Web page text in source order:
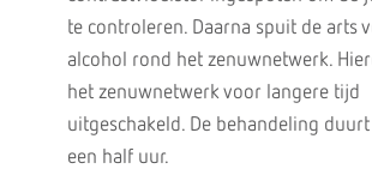
te controleren. Daarna spuit de arts
alcohol rond het zenuwnetwerk.
het zenuwnetwerk voor langere tijd
uitgeschakeld. De behandeling
een half uur.